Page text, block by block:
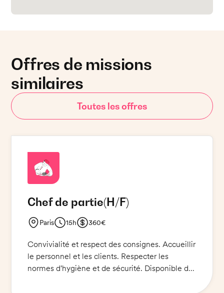
Offres de missions
similaires
Toutes les offres
Chef de partie(H/F)
Paris 15h 360€
Convivialité et respect des consignes. Accueillir
le personnel et les clients. Respecter les
normes d'hygiène et de sécurité. Disponible du